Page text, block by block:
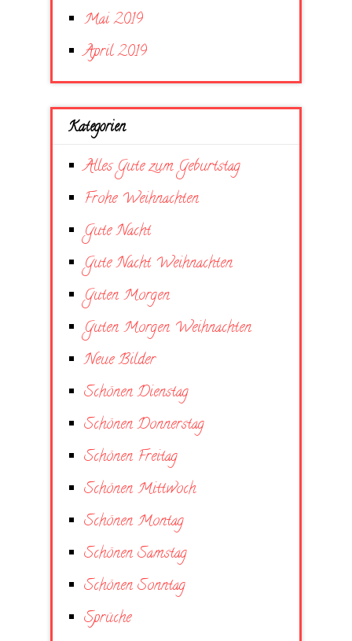
Mai 2019
April 2019
Kategorien
Alles Gute zum Geburtstag
Frohe Weihnachten
Gute Nacht
Gute Nacht Weihnachten
Guten Morgen
Guten Morgen Weihnachten
Neue Bilder
Schönen Dienstag
Schönen Donnerstag
Schönen Freitag
Schönen Mittwoch
Schönen Montag
Schönen Samstag
Schönen Sonntag
Sprüche